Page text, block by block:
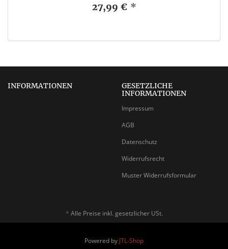
27,99 € *
INFORMATIONEN
GESETZLICHE
INFORMATIONEN
Impressum
AGB
Datenschutz
Widerrufsrecht
Muster Widerrufsformular
* Alle Preise inkl. gesetzlicher USt.
Powered by JTL-Shop